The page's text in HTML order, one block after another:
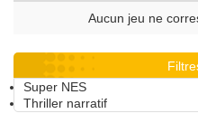
Aucun jeu ne
Super NES
Thriller narratif